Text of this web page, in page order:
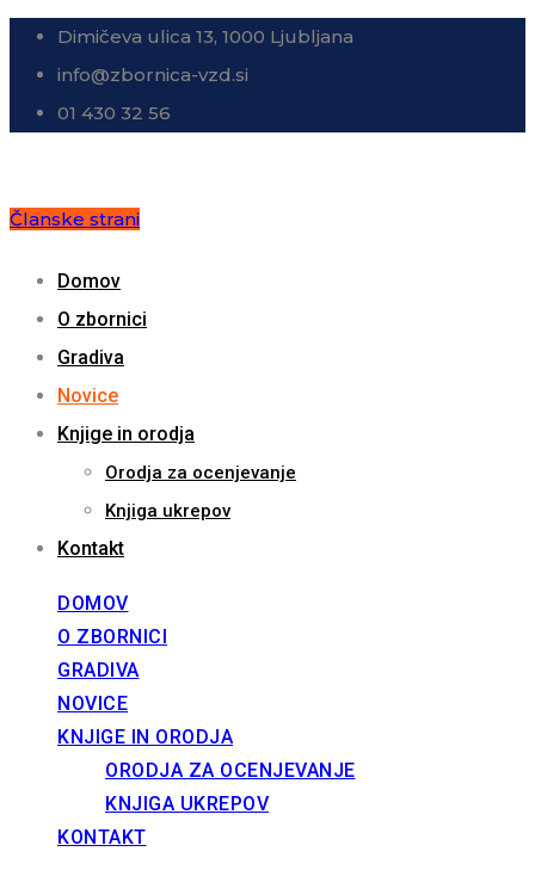
Dimičeva ulica 13, 1000 Ljubljana
info@zbornica-vzd.si
01 430 32 56
Članske strani
Domov
O zbornici
Gradiva
Novice
Knjige in orodja
Orodja za ocenjevanje
Knjiga ukrepov
Kontakt
DOMOV
O ZBORNICI
GRADIVA
NOVICE
KNJIGE IN ORODJA
ORODJA ZA OCENJEVANJE
KNJIGA UKREPOV
KONTAKT